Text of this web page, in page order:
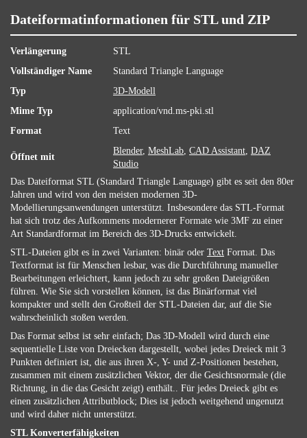
Dateiformatinformationen für STL und ZIP
Verlängerung
STL
Vollständiger Name
Standard Triangle Language
Typ
3D-Modell
Mime Typ
application/vnd.ms-pki.stl
Format
Text
Öffnet mit
Blender, MeshLab, CAD Assistant, DAZ
Studio
Das Dateiformat STL (Standard Triangle Language) gibt es seit den 80er
Jahren und wird von den meisten modernen 3D-
Modellierungsanwendungen unterstützt. Insbesondere das STL-Format
hat sich trotz des Aufkommens modernerer Formate wie 3MF zu einer
Art Standardformat im Bereich des 3D-Drucks entwickelt.
STL-Dateien gibt es in zwei Varianten: binär oder Text Format. Das
Textformat ist für Menschen lesbar, was die Durchführung manueller
Bearbeitungen erleichtert, kann jedoch zu sehr großen Dateigrößen
führen. Wie Sie sich vorstellen können, ist das Binärformat viel
kompakter und stellt den Großteil der STL-Dateien dar, auf die Sie
wahrscheinlich stoßen werden.
Das Format selbst ist sehr einfach; Das 3D-Modell wird durch eine
sequentielle Liste von Dreiecken dargestellt, wobei jedes Dreieck mit 3
Punkten definiert ist, die aus ihren X-, Y- und Z-Positionen bestehen,
zusammen mit einem zusätzlichen Vektor, der die Gesichtsnormale (die
Richtung, in die das Gesicht zeigt) enthält.. Für jedes Dreieck gibt es
einen zusätzlichen Attributblock; Dies ist jedoch weitgehend ungenutzt
und wird daher nicht unterstützt.
STL Konverterfähigkeiten